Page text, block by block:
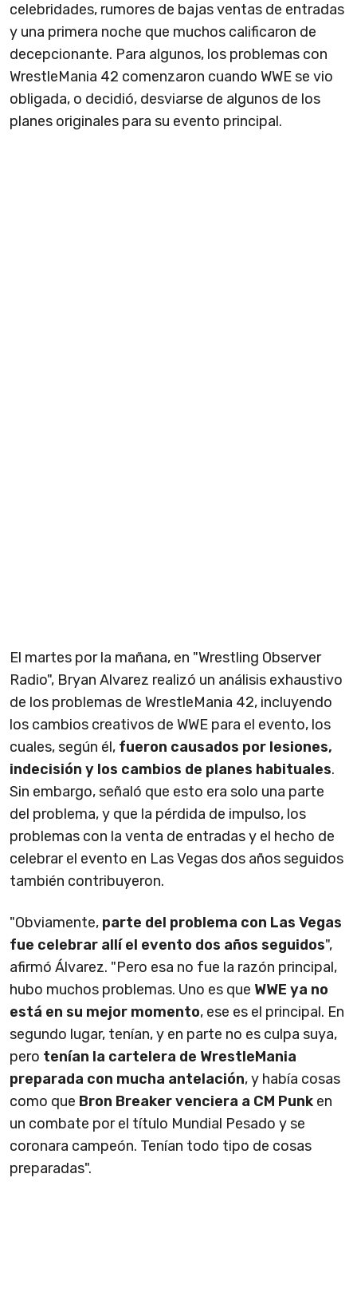
celebridades, rumores de bajas ventas de entradas
y una primera noche que muchos calificaron de
decepcionante. Para algunos, los problemas con
WrestleMania 42 comenzaron cuando WWE se vio
obligada, o decidió, desviarse de algunos de los
planes originales para su evento principal.
El martes por la mañana, en "Wrestling Observer
Radio", Bryan Alvarez realizó un análisis exhaustivo
de los problemas de WrestleMania 42, incluyendo
los cambios creativos de WWE para el evento, los
cuales, según él, fueron causados ​​por lesiones,
indecisión y los cambios de planes habituales.
Sin embargo, señaló que esto era solo una parte
del problema, y ​​que la pérdida de impulso, los
problemas con la venta de entradas y el hecho de
celebrar el evento en Las Vegas dos años seguidos
también contribuyeron.
"Obviamente, parte del problema con Las Vegas
fue celebrar allí el evento dos años seguidos",
afirmó Álvarez. "Pero esa no fue la razón principal,
hubo muchos problemas. Uno es que WWE ya no
está en su mejor momento, ese es el principal. En
segundo lugar, tenían, y en parte no es culpa suya,
pero tenían la cartelera de WrestleMania
preparada con mucha antelación, y había cosas
como que Bron Breaker venciera a CM Punk en
un combate por el título Mundial Pesado y se
coronara campeón. Tenían todo tipo de cosas
preparadas".